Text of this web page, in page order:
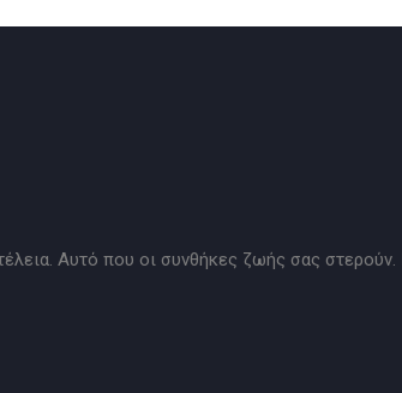
Αυτό που οι συνθήκες ζωής σας στερούν.